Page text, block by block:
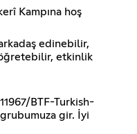
Kampına hoş
edinebilir,
etkinlik
BTF-Turkish-
gir. İyi